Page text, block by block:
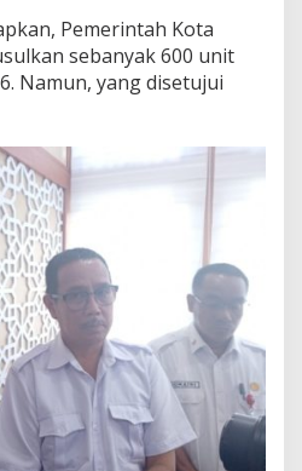
S
P
S
Pemerintah Kota
sebanyak 600 unit
Namun, yang disetujui